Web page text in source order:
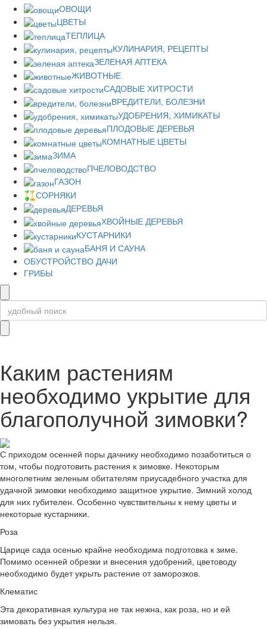
ОВОЩИ
ЦВЕТЫ
ТЕПЛИЦА
КУЛИНАРИЯ, РЕЦЕПТЫ
ЗЕЛЕНАЯ АПТЕКА
ЖИВОТНЫЕ
САДОВЫЕ ХИТРОСТИ
ВРЕДИТЕЛИ, БОЛЕЗНИ
УДОБРЕНИЯ, ХИМИКАТЫ
ПЛОДОВЫЕ ДЕРЕВЬЯ
КОМНАТНЫЕ ЦВЕТЫ
ЗИМА
ПЧЕЛОВОДСТВО
ГАЗОН
СОРНЯКИ
ДЕРЕВЬЯ
ХВОЙНЫЕ ДЕРЕВЬЯ
КУСТАРНИКИ
БАНЯ И САУНА
ОБУСТРОЙСТВО ДАЧИ
ГРИБЫ
Каким растениям
необходимо укрытие для
благополучной зимовки?
С приходом осенней поры дачнику необходимо позаботиться о
том, чтобы подготовить растения к зимовке. Некоторым
многолетним зеленым обитателям приусадебного участка для
удачной зимовки необходимо защитное укрытие. Зимний холод
для них губителен. Особенно чувствительны к нему цветы и
некоторые кустарники.
Роза
Царице сада осенью крайне необходима подготовка к зиме.
Помимо осенней обрезки и внесения удобрений, цветоводу
необходимо будет укрыть растение от заморозков.
Клематис
Эта декоративная культура не так нежна, как роза, но и ей
зимовать без укрытия нельзя.